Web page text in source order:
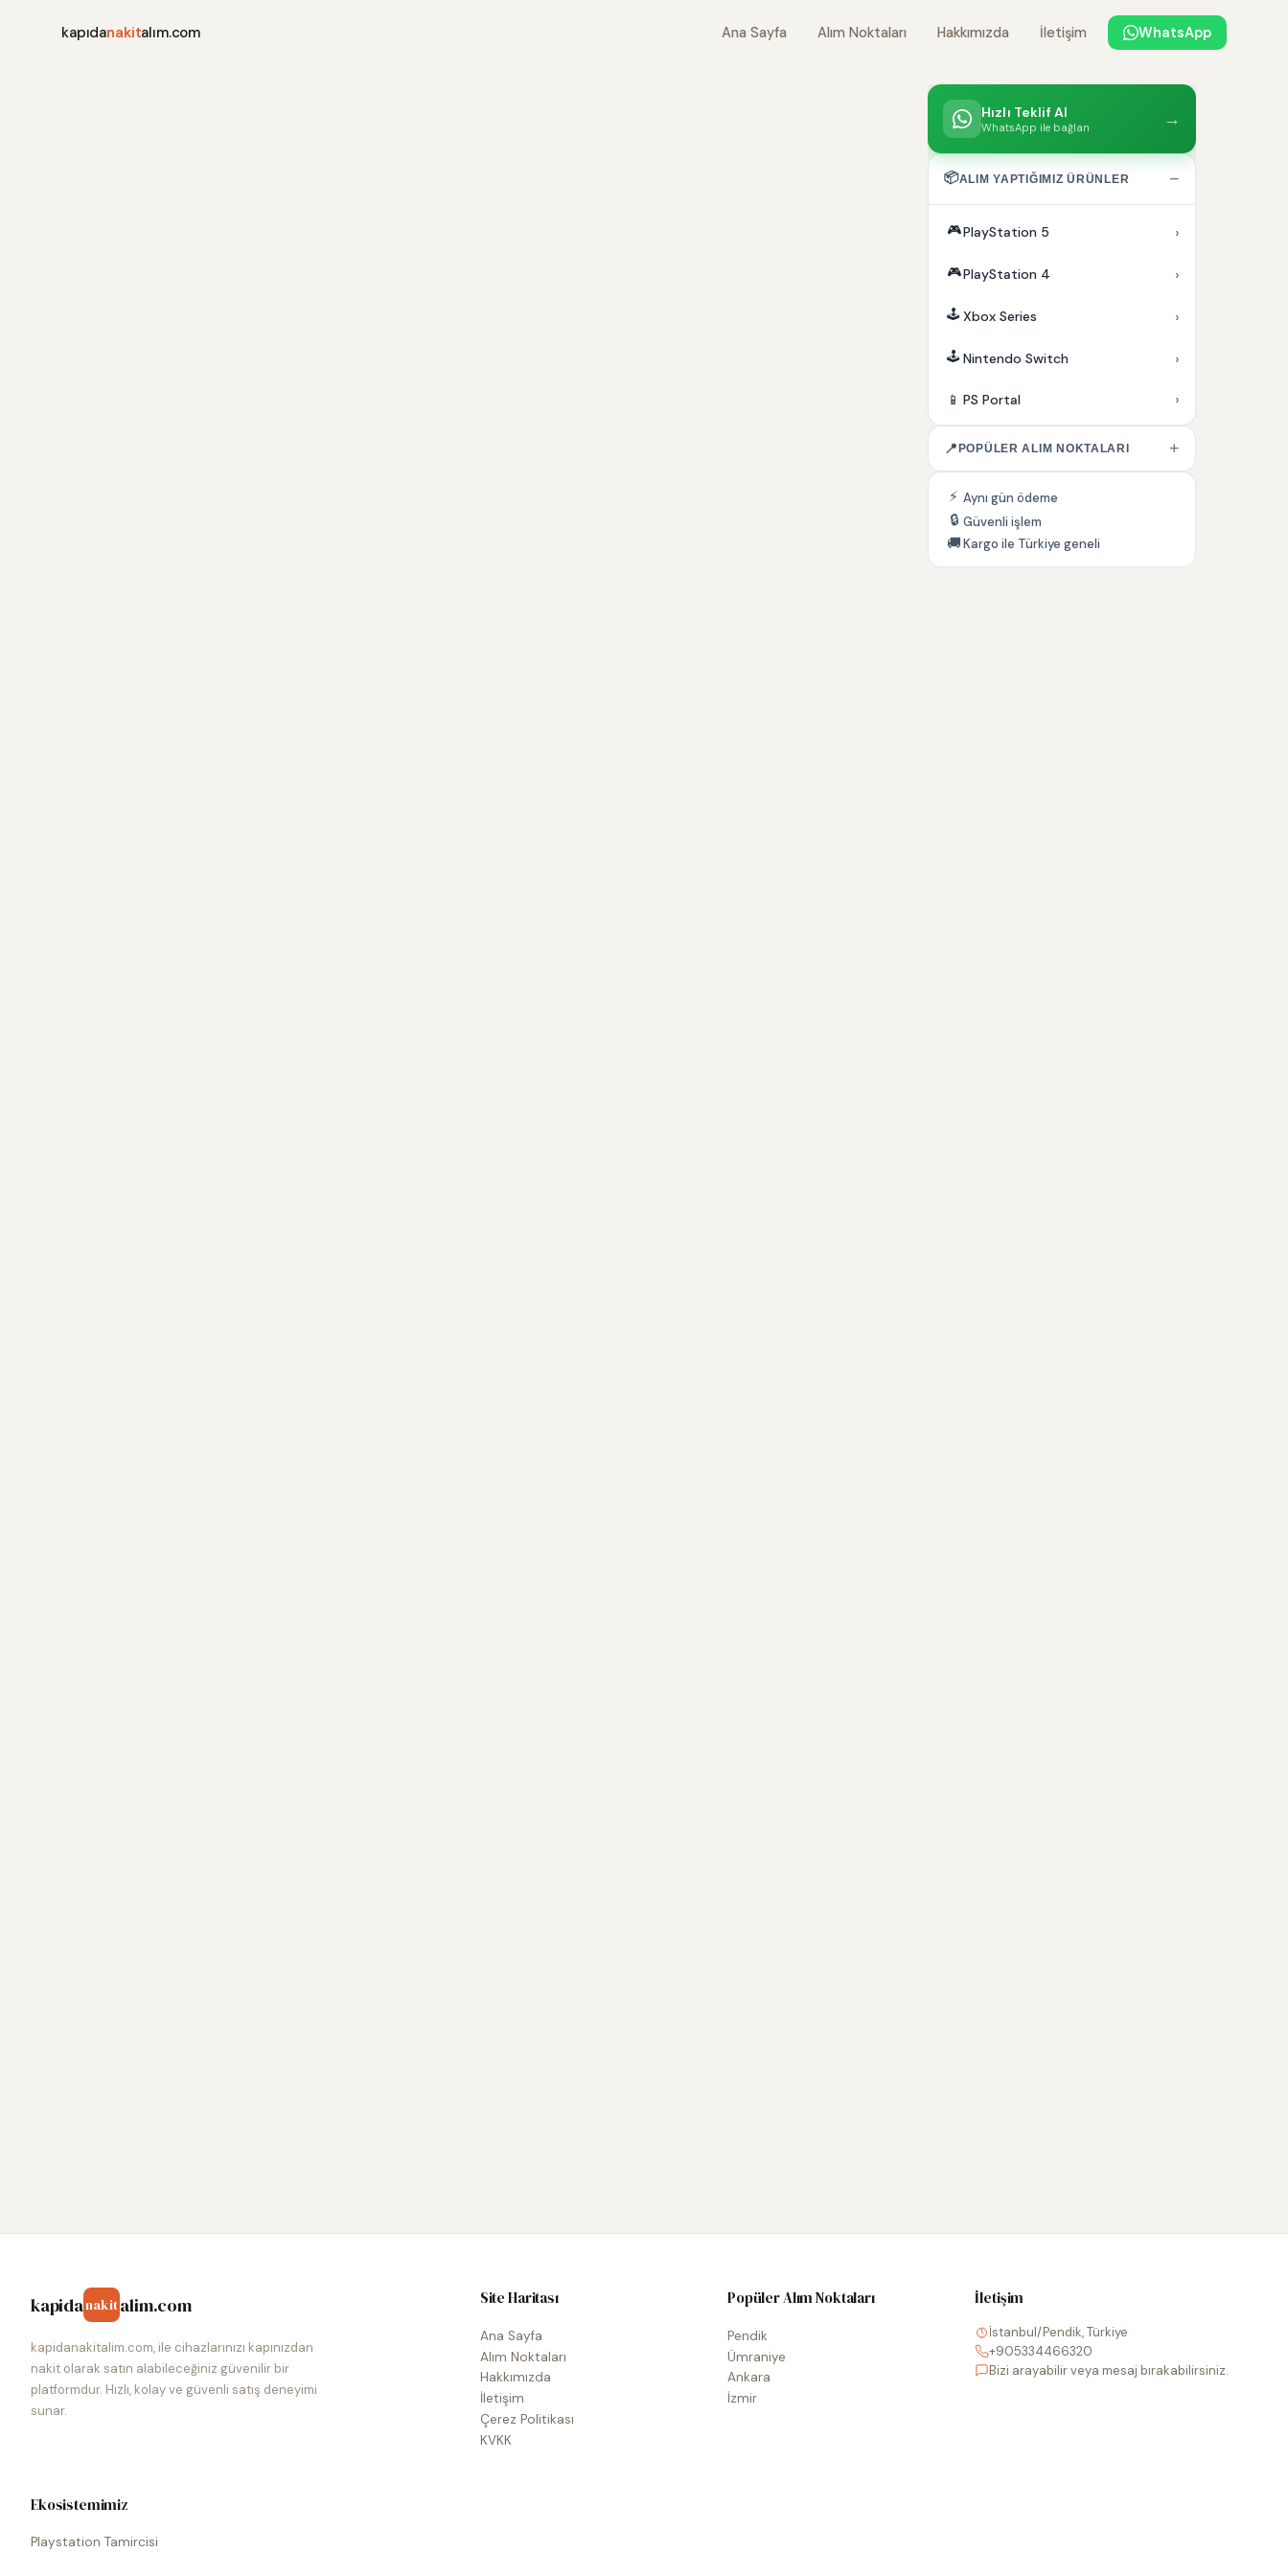
kapıdanakitalım.com Ana Sayfa Alım Noktaları Hakkımızda İletişim WhatsApp
Hızlı Teklif Al
WhatsApp ile bağlan →
📦ALIM YAPTIĞIMIZ ÜRÜNLER −
🎮PlayStation 5 ›
🎮PlayStation 4 ›
🕹️ Xbox Series ›
🕹️ Nintendo Switch ›
📱 PS Portal ›
📍 POPÜLER ALIM NOKTALARI +
⚡ Aynı gün ödeme
🔒 Güvenli işlem
🚚Kargo ile Türkiye geneli
kapidanakitalim.com
kapidanakitalim.com, ile cihazlarınızı kapınızdan
nakit olarak satın alabileceğiniz güvenilir bir
platformdur. Hızlı, kolay ve güvenli satış deneyimi
sunar.
Site Haritası
Ana Sayfa
Alım Noktaları
Hakkımızda
İletişim
Çerez Politikası
KVKK
Popüler Alım Noktaları
Pendik
Ümraniye
Ankara
İzmir
İletişim
İstanbul/Pendik, Türkiye
+905334466320
Bizi arayabilir veya mesaj bırakabilirsiniz.
Ekosistemimiz
Playstation Tamircisi